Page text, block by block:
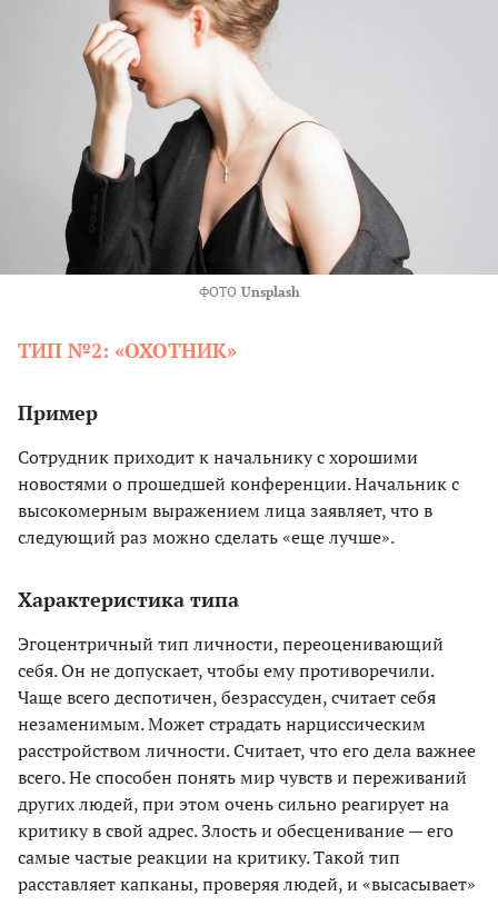
ФОТО Unsplash
ТИП №2: «ОХОТНИК»
Пример
Сотрудник приходит к начальнику с хорошими
новостями о прошедшей конференции. Начальник с
высокомерным выражением лица заявляет, что в
следующий раз можно сделать «еще лучше».
Характеристика типа
Эгоцентричный тип личности, переоценивающий
себя. Он не допускает, чтобы ему противоречили.
Чаще всего деспотичен, безрассуден, считает себя
незаменимым. Может страдать нарциссическим
расстройством личности. Считает, что его дела важнее
всего. Не способен понять мир чувств и переживаний
других людей, при этом очень сильно реагирует на
критику в свой адрес. Злость и обесценивание — его
самые частые реакции на критику. Такой тип
расставляет капканы, проверяя людей, и «высасывает»